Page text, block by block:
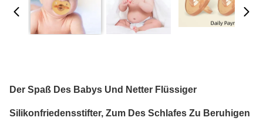
Der Spaß Des Babys Und Netter Flüssiger
Silikonfriedensstifter, Zum Des Schlafes Zu Beruhigen